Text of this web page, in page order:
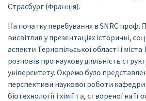
Страсбург (Франція).
На початку перебування в SNRC проф.
висвітлив у презентаціях історичні,
аспекти Тернопільської області і
розповів про наукову діяльність
університету. Окремо було
перспективи наукової роботи кафедри
біотехнології і хімії та, створеної на її